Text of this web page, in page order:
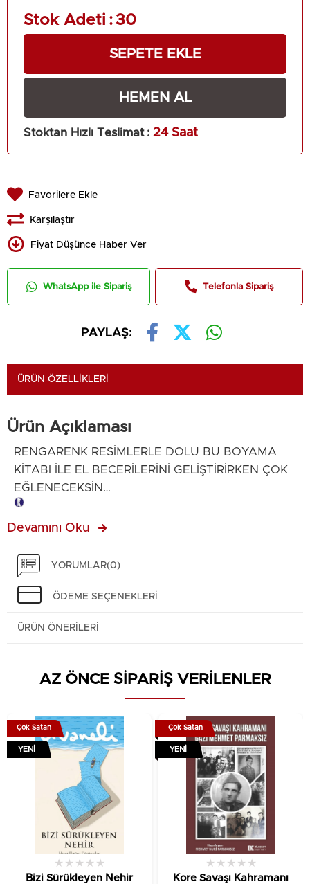
Stok Adeti :30
Stoktan Hızlı Teslimat : 24 Saat
Favorilere Ekle
Karşılaştır
Fiyat Düşünce Haber Ver
WhatsApp ile Sipariş Telefonla Sipariş
PAYLAŞ:
ÜRÜN ÖZELLIKLERI
Ürün Açıklaması
RENGARENK RESİMLERLE DOLU BU BOYAMA
KİTABI İLE EL BECERİLERİNİ GELİŞTİRİRKEN ÇOK
EĞLENECEKSİN…
Devamını Oku
YORUMLAR(0)
ÖDEME SEÇENEKLERI
ÜRÜN ÖNERILERI
AZ ÖNCE SİPARİŞ VERİLENLER
Bizi Sürükleyen Nehir
★ ★ ★ ★ ★
Çok Satan
YENI
Kore Savaşı Kahramanı
★ ★ ★ ★ ★
Çok Satan
YENI